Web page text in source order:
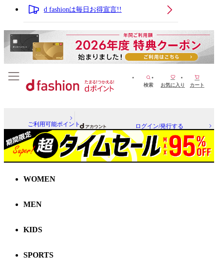
d fashionは毎日お得宣言!!
検索 お気に入り カート
ご利用可能ポイント ログイン/発行する
WOMEN
MEN
KIDS
SPORTS